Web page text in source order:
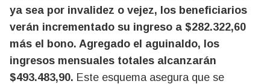
ya sea por invalidez o vejez, los beneficiarios
verán incrementado su ingreso a $282.322,60
más el bono. Agregado el aguinaldo, los
ingresos mensuales totales alcanzarán
$493.483,90. Este esquema asegura que se